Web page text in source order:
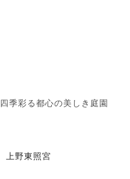
四季彩る都心の美しき庭園
上野東照宮